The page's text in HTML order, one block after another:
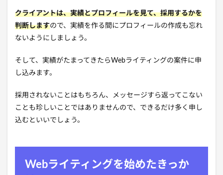
クライアントは、実績とプロフィールを見て、採用するかを
判断しますので、実績を作る間にプロフィールの作成も忘れ
ないようにしましょう。
そして、実績がたまってきたらWebライティングの案件に申
し込みます。
採用されないことはもちろん、メッセージすら返ってこない
ことも珍しいことではありませんので、できるだけ多く申し
込むといいでしょう。
Webライティングを始めたきっか